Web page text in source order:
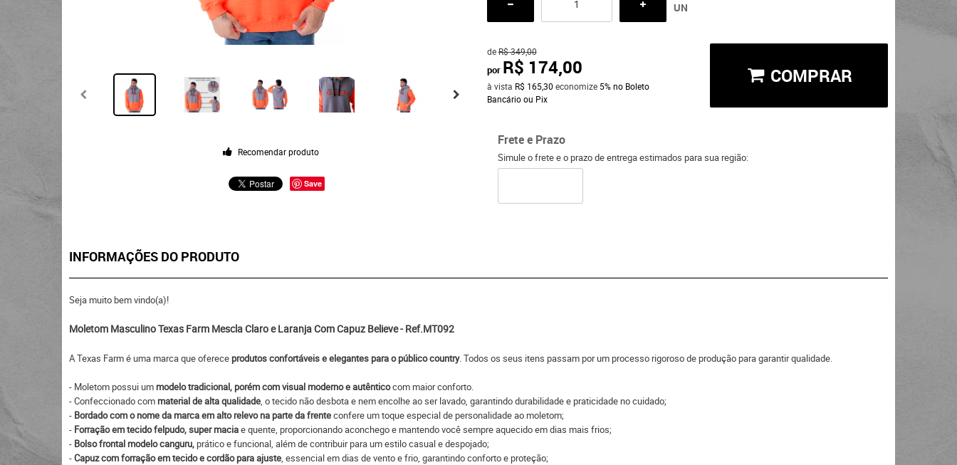
Recomendar produto
Save
UN
deR$ 349,00
por R$ 174,00
à vista R$ 165,30 economize 5% no Boleto
Bancário ou Pix
COMPRAR
Frete e Prazo
Simule o frete e o prazo de entrega estimados para sua região:
INFORMAÇÕES DO PRODUTO
Seja muito bem vindo(a)!
Moletom Masculino Texas Farm Mescla Claro e Laranja Com Capuz Believe - Ref.MT092
A Texas Farm é uma marca que oferece produtos confortáveis e elegantes para o público country. Todos os seus itens passam por um processo rigoroso de produção para garantir qualidade.
- Moletom possui ummodelo tradicional, porém com visual moderno e autênticocom maior conforto.
- Confeccionado commaterial de alta qualidade, o tecido não desbota e nem encolhe ao ser lavado, garantindo durabilidade e praticidade no cuidado;
- Bordado com o nome da marca em alto relevo na parte da frenteconfere um toque especial de personalidade ao moletom;
- Forração em tecido felpudo, super maciae quente, proporcionando aconchego e mantendo você sempre aquecido em dias mais frios;
- Bolso frontal modelo canguru, prático e funcional, além de contribuir para um estilo casual e despojado;
-Capuz com forração em tecido e cordão para ajuste, essencial em dias de vento e frio, garantindo conforto e proteção;